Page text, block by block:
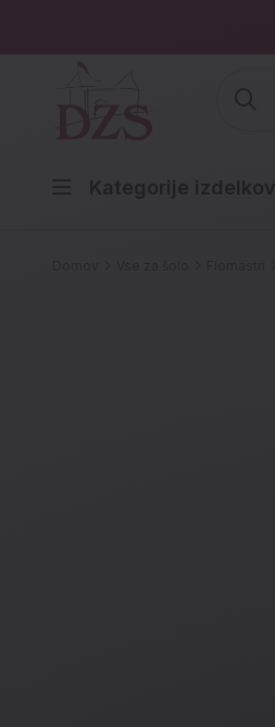
Kategorije izdelkov